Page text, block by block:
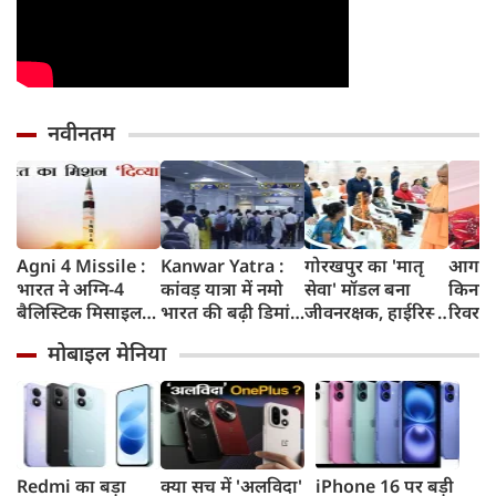
नवीनतम
Agni 4 Missile :
भारत ने अग्नि-4
बैलिस्टिक मिसाइल
किया, 4,000 KM
तक मारक क्षमता
Kanwar Yatra :
कांवड़ यात्रा में नमो
भारत की बढ़ी डिमांड,
कई स्टेशनों पर 50%
तक बढ़ी यात्रियों की
संख्या
गोरखपुर का 'मातृ
सेवा' मॉडल बना
जीवनरक्षक, हाईरिस्क
इलाज से बची 77
जिंदगियां
आगरा
रिवर
करेगी
मोबाइल मेनिया
Redmi का बड़ा क्या सच में 'अलविदा' iPhone 16 पर बड़ी